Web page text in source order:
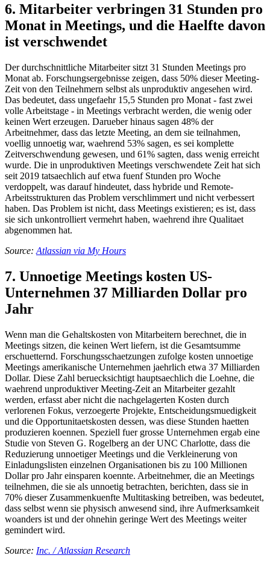
6. Mitarbeiter verbringen 31 Stunden pro
Monat in Meetings, und die Haelfte davon
ist verschwendet
Der durchschnittliche Mitarbeiter sitzt 31 Stunden Meetings pro
Monat ab. Forschungsergebnisse zeigen, dass 50% dieser Meeting-
Zeit von den Teilnehmern selbst als unproduktiv angesehen wird.
Das bedeutet, dass ungefaehr 15,5 Stunden pro Monat - fast zwei
volle Arbeitstage - in Meetings verbracht werden, die wenig oder
keinen Wert erzeugen. Darueber hinaus sagen 48% der
Arbeitnehmer, dass das letzte Meeting, an dem sie teilnahmen,
voellig unnoetig war, waehrend 53% sagen, es sei komplette
Zeitverschwendung gewesen, und 61% sagten, dass wenig erreicht
wurde. Die in unproduktiven Meetings verschwendete Zeit hat sich
seit 2019 tatsaechlich auf etwa fuenf Stunden pro Woche
verdoppelt, was darauf hindeutet, dass hybride und Remote-
Arbeitsstrukturen das Problem verschlimmert und nicht verbessert
haben. Das Problem ist nicht, dass Meetings existieren; es ist, dass
sie sich unkontrolliert vermehrt haben, waehrend ihre Qualitaet
abgenommen hat.
Source: Atlassian via My Hours
7. Unnoetige Meetings kosten US-
Unternehmen 37 Milliarden Dollar pro
Jahr
Wenn man die Gehaltskosten von Mitarbeitern berechnet, die in
Meetings sitzen, die keinen Wert liefern, ist die Gesamtsumme
erschuetternd. Forschungsschaetzungen zufolge kosten unnoetige
Meetings amerikanische Unternehmen jaehrlich etwa 37 Milliarden
Dollar. Diese Zahl beruecksichtigt hauptsaechlich die Loehne, die
waehrend unproduktiver Meeting-Zeit an Mitarbeiter gezahlt
werden, erfasst aber nicht die nachgelagerten Kosten durch
verlorenen Fokus, verzoegerte Projekte, Entscheidungsmuedigkeit
und die Opportunitaetskosten dessen, was diese Stunden haetten
produzieren koennen. Speziell fuer grosse Unternehmen ergab eine
Studie von Steven G. Rogelberg an der UNC Charlotte, dass die
Reduzierung unnoetiger Meetings und die Verkleinerung von
Einladungslisten einzelnen Organisationen bis zu 100 Millionen
Dollar pro Jahr einsparen koennte. Arbeitnehmer, die an Meetings
teilnehmen, die sie als unnoetig betrachten, berichten, dass sie in
70% dieser Zusammenkuenfte Multitasking betreiben, was bedeutet,
dass selbst wenn sie physisch anwesend sind, ihre Aufmerksamkeit
woanders ist und der ohnehin geringe Wert des Meetings weiter
gemindert wird.
Source: Inc. / Atlassian Research